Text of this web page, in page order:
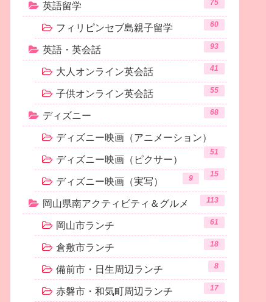
英語留学 75
フィリピンセブ島親子留学 60
英語・英会話 93
大人オンライン英会話 41
子供オンライン英会話 55
ディズニー 68
ディズニー映画（アニメーション）
51
ディズニー映画（ピクサー）
15
ディズニー映画（実写） 9
岡山県南アクティビティ＆グルメ 113
岡山市ランチ 61
倉敷市ランチ 18
備前市・日生周辺ランチ 8
赤磐市・和気町周辺ランチ 17